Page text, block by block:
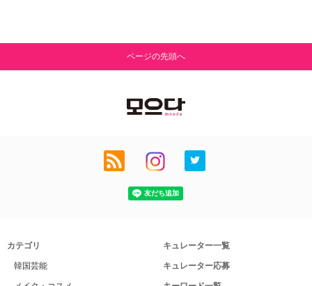
ページの先頭へ
カテゴリ
韓国芸能
キュレーター一覧
キュレーター応募